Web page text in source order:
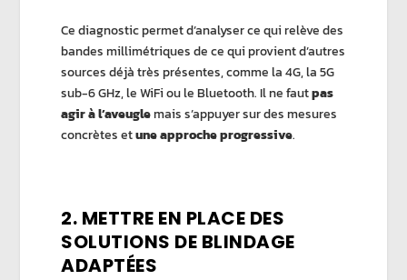
Ce diagnostic permet d’analyser ce qui relève des
bandes millimétriques de ce qui provient d’autres
sources déjà très présentes, comme la 4G, la 5G
sub-6 GHz, le WiFi ou le Bluetooth. Il ne fautpas
agir à l’aveuglemais s’appuyer sur des mesures
concrètes etune approche progressive.
2. METTRE EN PLACE DES
SOLUTIONS DE BLINDAGE
ADAPTÉES